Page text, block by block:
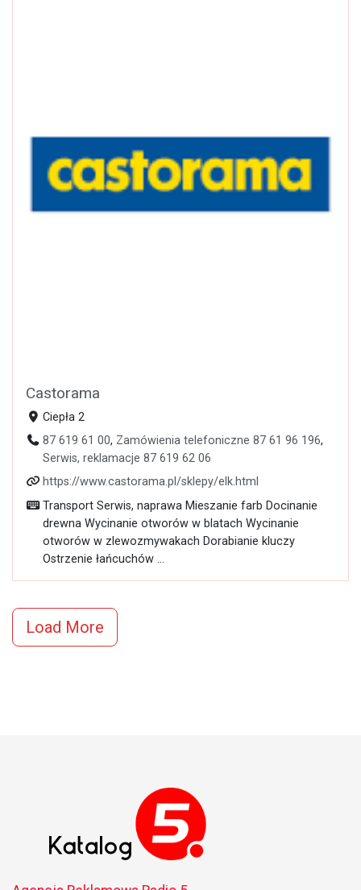
Castorama
Ciepła 2
87 619 61 00, Zamówienia telefoniczne 87 61 96 196,
Serwis, reklamacje 87 619 62 06
https://www.castorama.pl/sklepy/elk.html
Transport Serwis, naprawa Mieszanie farb Docinanie
drewna Wycinanie otworów w blatach Wycinanie
otworów w zlewozmywakach Dorabianie kluczy
Ostrzenie łańcuchów ...
Load More